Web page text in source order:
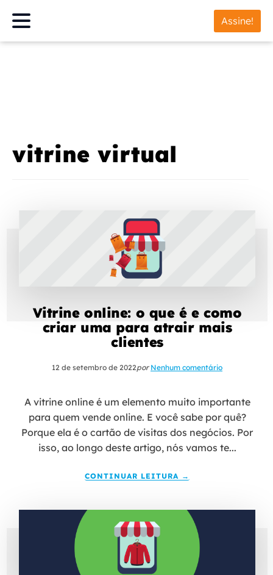
Assine!
vitrine virtual
Vitrine online: o que é e como
criar uma para atrair mais
clientes
12 de setembro de 2022por Nenhum comentário
A vitrine online é um elemento muito importante
para quem vende online. E você sabe por quê?
Porque ela é o cartão de visitas dos negócios. Por
isso, ao longo deste artigo, nós vamos te...
CONTINUAR LEITURA →